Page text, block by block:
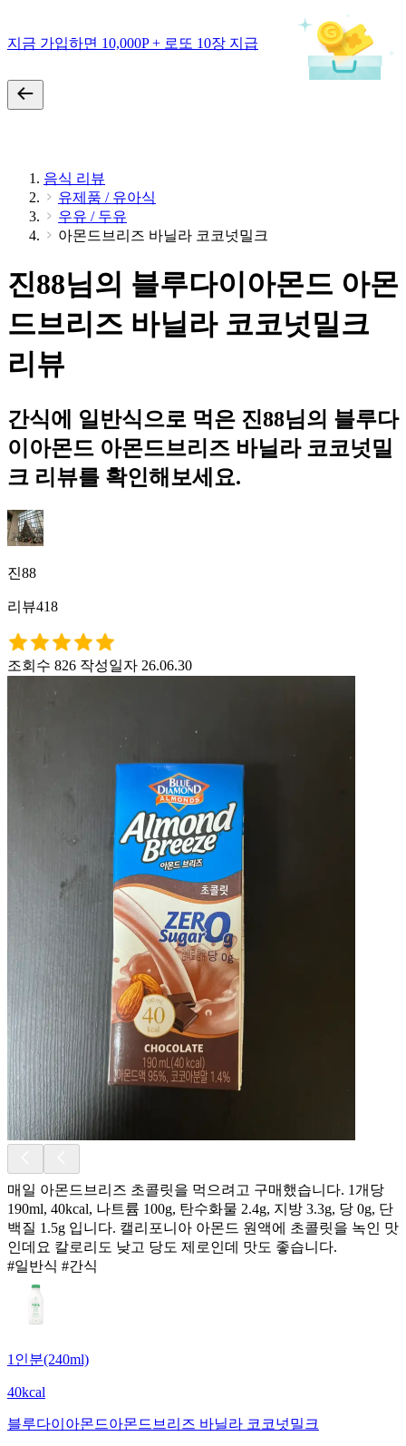
지금 가입하면 10,000P + 로또 10장 지급
음식 리뷰
유제품 / 유아식
우유 / 두유
아몬드브리즈 바닐라 코코넛밀크
진88님의 블루다이아몬드 아몬
드브리즈 바닐라 코코넛밀크
리뷰
간식에 일반식으로 먹은 진88님의 블루다
이아몬드 아몬드브리즈 바닐라 코코넛밀
크 리뷰를 확인해보세요.
진88
리뷰418
조회수 826 작성일자 26.06.30
매일 아몬드브리즈 초콜릿을 먹으려고 구매했습니다. 1개당
190ml, 40kcal, 나트륨 100g, 탄수화물 2.4g, 지방 3.3g, 당 0g, 단
백질 1.5g 입니다. 캘리포니아 아몬드 원액에 초콜릿을 녹인 맛
인데요 칼로리도 낮고 당도 제로인데 맛도 좋습니다.
#일반식 #간식
1인분(240ml)
40kcal
블루다이아몬드아몬드브리즈 바닐라 코코넛밀크